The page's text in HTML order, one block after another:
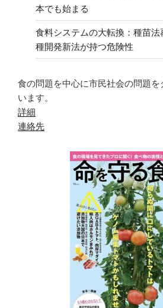
本でも始まる
食料システムの大転換：種苗
種開発新法が持つ危険性
食の問題を中心に市民社会の問題を
います。
詳細
連絡先